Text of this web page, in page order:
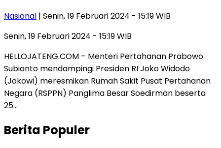
Nasional | Senin, 19 Februari 2024 - 15:19 WIB
Senin, 19 Februari 2024 - 15:19 WIB
HELLOJATENG.COM – Menteri Pertahanan Prabowo
Subianto mendampingi Presiden RI Joko Widodo
(Jokowi) meresmikan Rumah Sakit Pusat Pertahanan
Negara (RSPPN) Panglima Besar Soedirman beserta
25…
Berita Populer